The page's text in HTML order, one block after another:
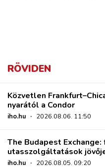
RÖVIDEN
Közvetlen
nyarától a Condor
iho.hu · 2026.08.06. 11:50
The Budapest
utasszolgáltatások
iho.hu · 2026.08.05. 09:20